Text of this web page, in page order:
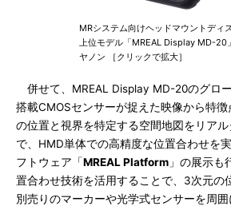
MRシステム向けヘッドマウントディ
上位モデル「MREAL Display MD-20
ヤノン ［クリックで拡大］
併せて、MREAL Display MD-20のグロ
搭載CMOSセンサーが捉えた映像から特
の位置と視界を特定する空間地図をリア
で、HMD単体での高精度な位置合わせを
フトウェア「MREAL Platform 」の展示も
置合わせ技術を活用することで、3次元の
別売りのマーカーや光学式センサーを周